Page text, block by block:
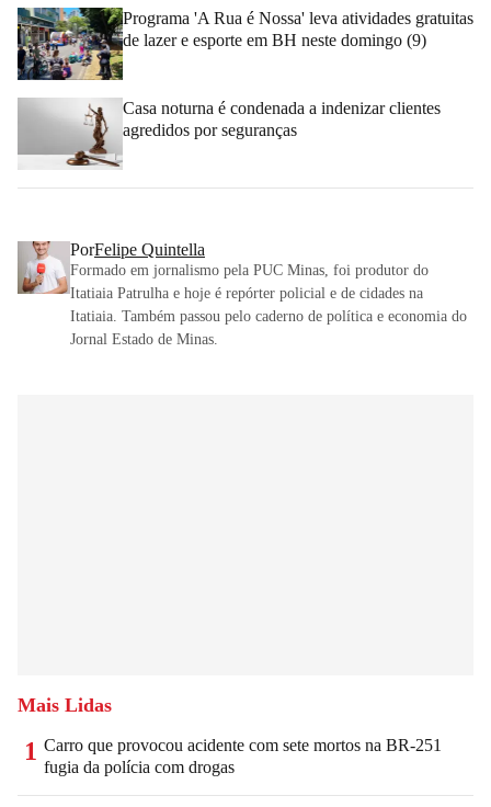
Programa 'A Rua é Nossa' leva atividades gratuitas
de lazer e esporte em BH neste domingo (9)
Casa noturna é condenada a indenizar clientes
agredidos por seguranças
PorFelipe Quintella
Formado em jornalismo pela PUC Minas, foi produtor do
Itatiaia Patrulha e hoje é repórter policial e de cidades na
Itatiaia. Também passou pelo caderno de política e economia do
Jornal Estado de Minas.
Mais Lidas
1 Carro que provocou acidente com sete mortos na BR-251
fugia da polícia com drogas